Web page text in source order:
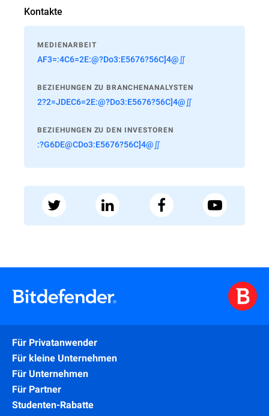
Kontakte
MEDIENARBEIT
AF3=:4C6=2E:@?Do3:E5676?56C]4@∬
BEZIEHUNGEN ZU BRANCHENANALYSTEN
2?2=JDEC6=2E:@?Do3:E5676?56C]4@∬
BEZIEHUNGEN ZU DEN INVESTOREN
:?G6DE@CDo3:E5676?56C]4@∬
Für Privatanwender
Für kleine Unternehmen
Für Unternehmen
Für Partner
Studenten-Rabatte